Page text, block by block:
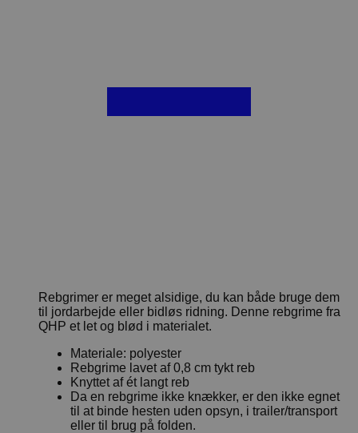
Rebgrimer er meget alsidige, du kan både bruge dem
til jordarbejde eller bidløs ridning. Denne rebgrime fra
QHP et let og blød i materialet.
Materiale: polyester
Rebgrime lavet af 0,8 cm tykt reb
Knyttet af ét langt reb
Da en rebgrime ikke knækker, er den ikke egnet
til at binde hesten uden opsyn, i trailer/transport
eller til brug på folden.